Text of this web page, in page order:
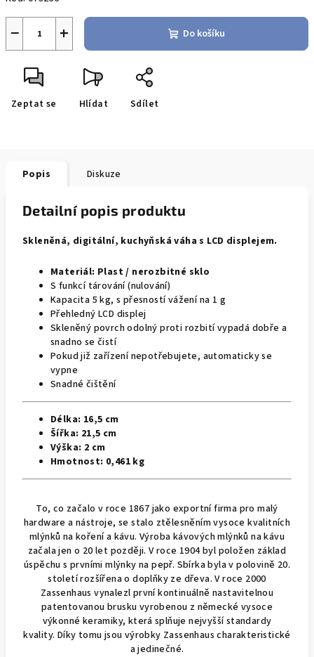
+
− Do košíku
Zeptat se Hlídat Sdílet
Popis Diskuze
Detailní popis produktu
Skleněná, digitální, kuchyňská váha s LCD displejem.
Materiál: Plast / nerozbitné sklo
S funkcí tárování (nulování)
Kapacita 5 kg, s přesností vážení na 1 g
Přehledný LCD displej
Skleněný povrch odolný proti rozbití vypadá dobře a
snadno se čistí
Pokud již zařízení nepotřebujete, automaticky se
vypne
Snadné čištění
Délka: 16,5 cm
Šířka: 21,5 cm
Výška: 2 cm
Hmotnost: 0,461 kg
To, co začalo v roce 1867 jako exportní firma pro malý
hardware a nástroje, se stalo ztělesněním vysoce kvalitních
mlýnků na koření a kávu. Výroba kávových mlýnků na kávu
začala jen o 20 let později.V roce 1904 byl položen základ
úspěchu s prvními mlýnky na pepř. Sbírka byla v polovině 20.
století rozšířena o doplňky ze dřeva.V roce 2000
Zassenhaus vynalezl první kontinuálně nastavitelnou
patentovanou brusku vyrobenou z německé vysoce
výkonné keramiky, která splňuje nejvyšší standardy
kvality. Díky tomu jsou výrobky Zassenhaus charakteristické
a jedinečné.